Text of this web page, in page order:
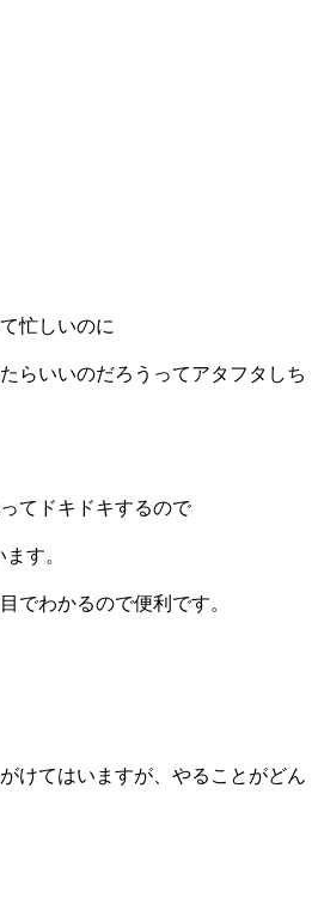
忙しいのに
らいいのだろうってアタフタしち
てドキドキするので
す。
でわかるので便利です。
けてはいますが、やることがどん